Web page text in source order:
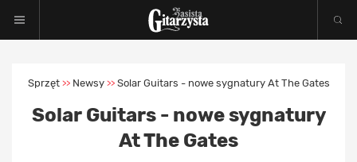
Sprzęt >> Newsy >> Solar Guitars - nowe sygnatury At The Gates
Solar Guitars - nowe sygnatury
At The Gates